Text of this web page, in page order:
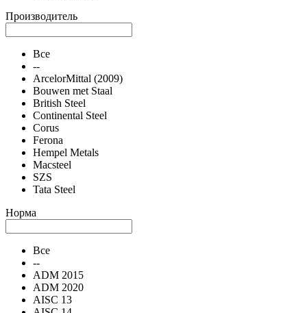
Производитель
Все
--
ArcelorMittal (2009)
Bouwen met Staal
British Steel
Continental Steel
Corus
Ferona
Hempel Metals
Macsteel
SZS
Tata Steel
Норма
Все
--
ADM 2015
ADM 2020
AISC 13